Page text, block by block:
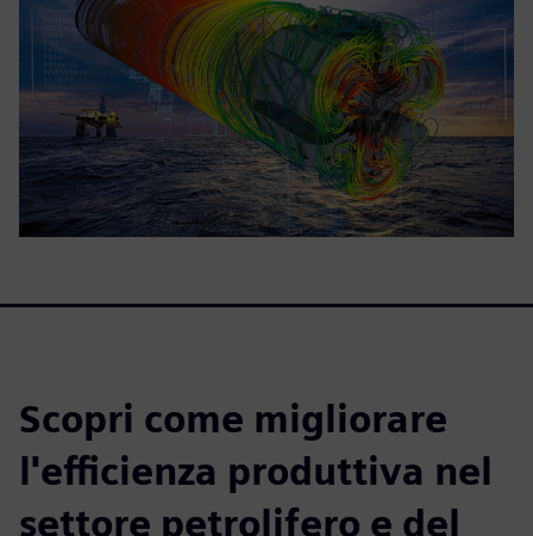
Scopri come migliorare
l'efficienza produttiva nel
settore petrolifero e del